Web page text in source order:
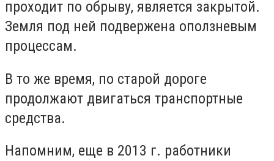
проходит по обрыву, является закрытой.
Земля под ней подвержена оползневым
процессам.
В то же время, по старой дороге
продолжают двигаться транспортные
средства.
Напомним, еще в 2013 г. работники